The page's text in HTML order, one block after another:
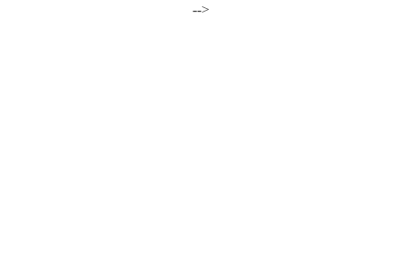
-->